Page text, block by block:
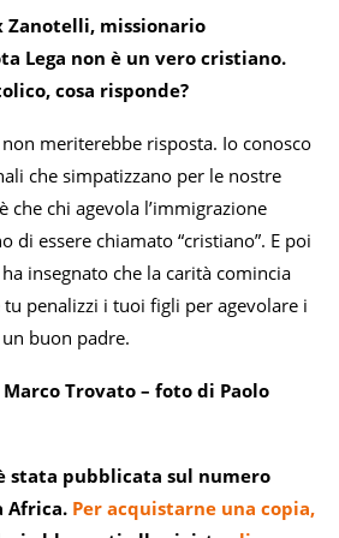
Zanotelli, missionario
Lega non è un vero cristiano.
cosa risponde?
meriterebbe risposta. Io conosco
che simpatizzano per le nostre
che chi agevola l’immigrazione
di essere chiamato “cristiano”. E poi
insegnato che la carità comincia
tu penalizzi i tuoi figli per agevolare i
buon padre.
Trovato – foto di Paolo
stata pubblicata sul numero
Africa. Per acquistarne una copia,